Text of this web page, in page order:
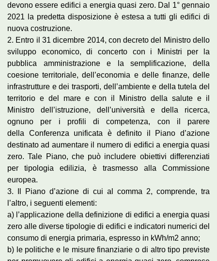
devono essere edifici a energia quasi zero. Dal 1° gennaio
2021 la predetta disposizione è estesa a tutti gli edifici di
nuova costruzione.
2. Entro il 31 dicembre 2014, con decreto del Ministro dello
sviluppo economico, di concerto con i Ministri per la
pubblica amministrazione e la semplificazione, della
coesione territoriale, dell’economia e delle finanze, delle
infrastrutture e dei trasporti, dell’ambiente e della tutela del
territorio e del mare e con il Ministro della salute e il
Ministro dell’istruzione, dell’università e della ricerca,
ognuno per i profili di competenza, con il parere
della Conferenza unificata è definito il Piano d’azione
destinato ad aumentare il numero di edifici a energia quasi
zero. Tale Piano, che può includere obiettivi differenziati
per tipologia edilizia, è trasmesso alla Commissione
europea.
3. Il Piano d’azione di cui al comma 2, comprende, tra
l’altro, i seguenti elementi:
a) l’applicazione della definizione di edifici a energia quasi
zero alle diverse tipologie di edifici e indicatori numerici del
consumo di energia primaria, espresso in kWh/m2 anno;
b) le politiche e le misure finanziarie o di altro tipo previste